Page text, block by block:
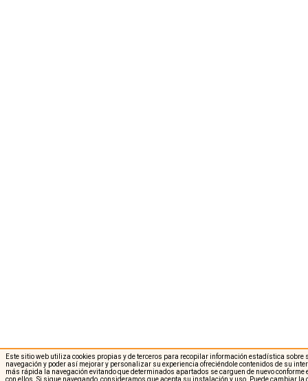
Este sitio web utiliza cookies propias y de terceros para recopilar información estadística sobre
navegación y poder así mejorar y personalizar su experiencia ofreciéndole contenidos de su
más rápida la navegación evitando que determinados apartados se carguen de nuevo
con ellos. Si sigue navegando, consideramos que acepta su instalación y uso. Puede cambiar la